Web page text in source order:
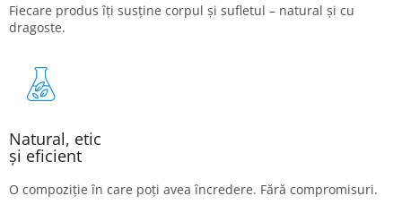
Fiecare produs îți susține corpul și sufletul – natural și cu
dragoste.
Natural, etic
și eficient
O compoziție în care poți avea încredere. Fără compromisuri.